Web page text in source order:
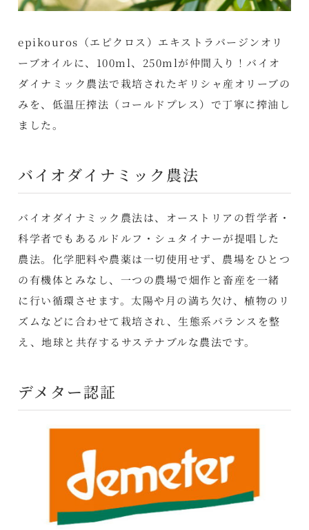
epikouros（エピクロス）エキストラバージンオリ
ーブオイルに、100ml、250mlが仲間入り！バイオ
ダイナミック農法で栽培されたギリシャ産オリーブの
みを、低温圧搾法（コールドプレス）で丁寧に搾油し
ました。
バイオダイナミック農法
バイオダイナミック農法は、オーストリアの哲学者・
科学者でもあるルドルフ・シュタイナーが提唱した
農法。化学肥料や農薬は一切使用せず、農場をひとつ
の有機体とみなし、一つの農場で畑作と畜産を一緒
に行い循環させます。太陽や月の満ち欠け、植物のリ
ズムなどに合わせて栽培され、生態系バランスを整
え、地球と共存するサステナブルな農法です。
デメター認証